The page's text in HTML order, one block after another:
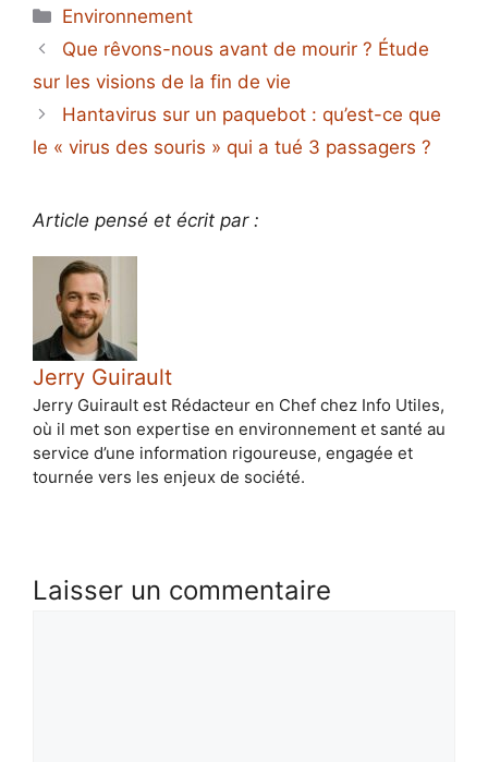
Catégories
Environnement
Que rêvons-nous avant de mourir ? Étude
sur les visions de la fin de vie
Hantavirus sur un paquebot : qu’est-ce que
le « virus des souris » qui a tué 3 passagers ?
Article pensé et écrit par :
Jerry Guirault
Jerry Guirault est Rédacteur en Chef chez Info Utiles,
où il met son expertise en environnement et santé au
service d’une information rigoureuse, engagée et
tournée vers les enjeux de société.
Laisser un commentaire